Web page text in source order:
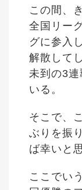
この間、
全国リー
グに参入
解散して
未到の3
いる。
そこで、
ぶりを振
ば幸いと
ここでい